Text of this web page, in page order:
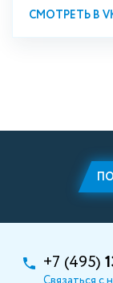
СМОТРЕТЬ В
+7 (495)